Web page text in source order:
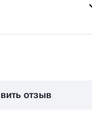
отзыв